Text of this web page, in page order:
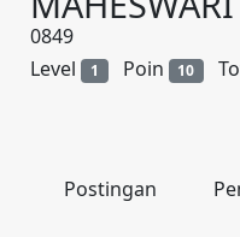
0849
Level
1 Poin 10
Postingan